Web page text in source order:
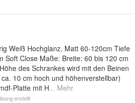
Weiß Hochglanz, Matt 60-120cm Tiefe
Soft Close Maße: Breite: 60 bis 120 cm
des Schrankes wird mit den Beinen
10 cm hoch und höhenverstellbar)
Platte mit H... Mehr
erstellt